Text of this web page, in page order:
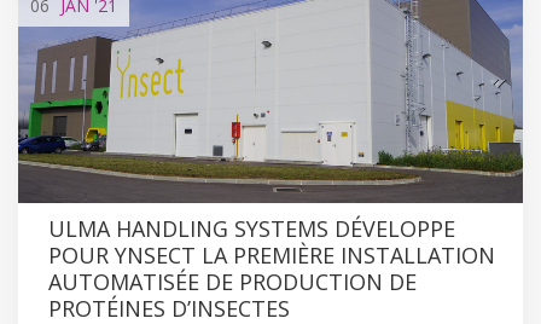
06 JAN '21
ULMA HANDLING SYSTEMS DÉVELOPPE
POUR YNSECT LA PREMIÈRE INSTALLATION
AUTOMATISÉE DE PRODUCTION DE
PROTÉINES D’INSECTES